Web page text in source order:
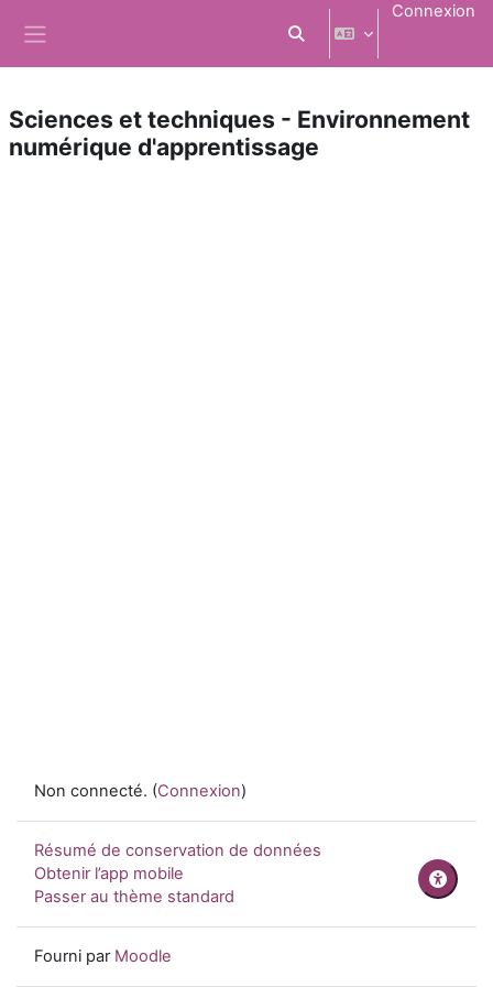
Activer/désactiver la
Connexion
Sciences et techniques - Environnement
numérique d'apprentissage
Non connecté. (Connexion)
Résumé de conservation de données
Obtenir l’app mobile
Passer au thème standard
Fourni par Moodle